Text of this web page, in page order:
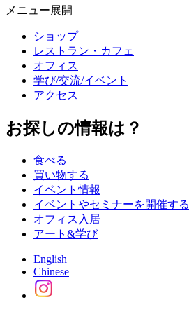
メニュー展開
ショップ
レストラン・カフェ
オフィス
学び/交流/イベント
アクセス
お探しの情報は？
食べる
買い物する
イベント情報
イベントやセミナーを開催する
オフィス入居
アート&学び
English
Chinese